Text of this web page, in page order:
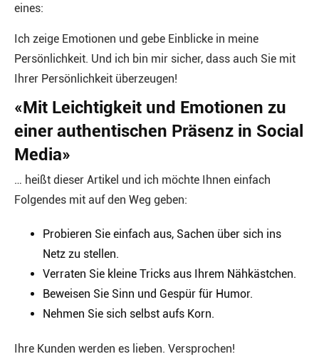
eines:
Ich zeige Emotionen und gebe Einblicke in meine
Persönlichkeit. Und ich bin mir sicher, dass auch Sie mit
Ihrer Persönlichkeit überzeugen!
«Mit Leichtigkeit und Emotionen zu
einer authentischen Präsenz in Social
Media»
… heißt dieser Artikel und ich möchte Ihnen einfach
Folgendes mit auf den Weg geben:
Probieren Sie einfach aus, Sachen über sich ins
Netz zu stellen.
Verraten Sie kleine Tricks aus Ihrem Nähkästchen.
Beweisen Sie Sinn und Gespür für Humor.
Nehmen Sie sich selbst aufs Korn.
Ihre Kunden werden es lieben. Versprochen!